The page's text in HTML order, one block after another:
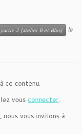
2 (atelier B et Bbis)
le
ce contenu.
vous connecter.
nous vous invitons à